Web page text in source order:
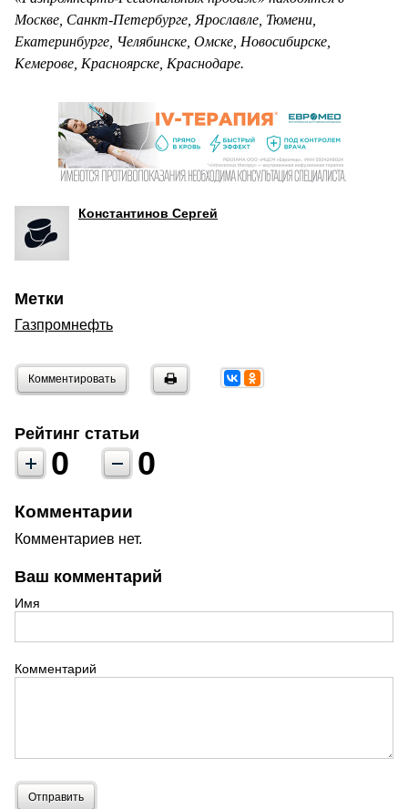
Москве, Санкт-Петербурге, Ярославле, Тюмени,
Екатеринбурге, Челябинске, Омске, Новосибирске,
Кемерове, Красноярске, Краснодаре.
Константинов Сергей
Метки
Газпромнефть
Комментировать
Рейтинг статьи
0 0
Комментарии
Комментариев нет.
Ваш комментарий
Имя
Комментарий
Отправить